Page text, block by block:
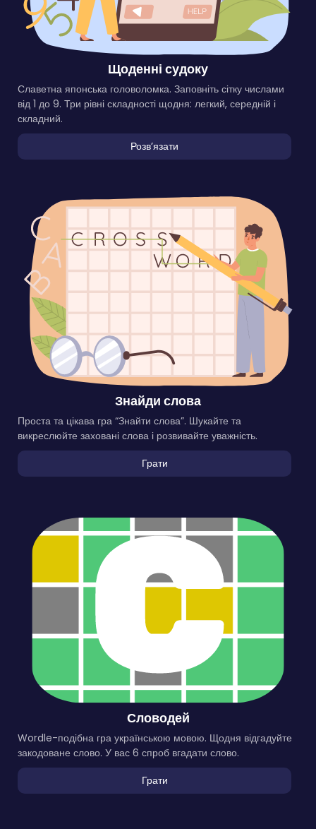
Щоденні судоку
Славетна японська головоломка. Заповніть сітку числами
від 1 до 9. Три рівні складності щодня: легкий, середній і
складний.
Розвʼязати
Знайди слова
Проста та цікава гра “Знайти слова”. Шукайте та
викреслюйте заховані слова і розвивайте уважність.
Грати
Словодей
Wordle-подібна гра українською мовою. Щодня відгадуйте
закодоване слово. У вас 6 спроб вгадати слово.
Грати